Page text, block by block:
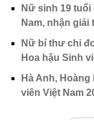
Nữ sinh 19
Nam, nhận
Nữ bí thư chi
Hoa hậu Sinh
Hà Anh,
viên Việt Nam